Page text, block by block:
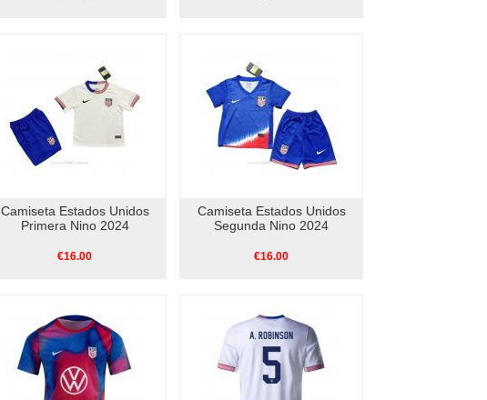
Camiseta Estados Unidos
Primera Nino 2024
€16.00
Camiseta Estados Unidos
Segunda Nino 2024
€16.00